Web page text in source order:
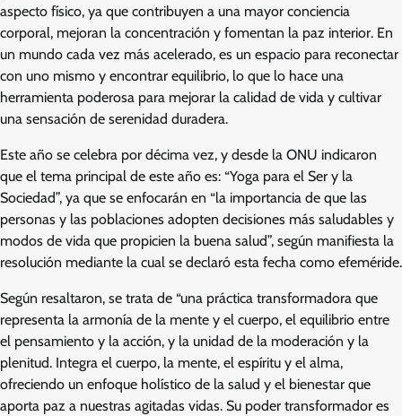
aspecto físico, ya que contribuyen a una mayor conciencia
corporal, mejoran la concentración y fomentan la paz interior. En
un mundo cada vez más acelerado, es un espacio para reconectar
con uno mismo y encontrar equilibrio, lo que lo hace una
herramienta poderosa para mejorar la calidad de vida y cultivar
una sensación de serenidad duradera.
Este año se celebra por décima vez, y desde la ONU indicaron
que el tema principal de este año es: “Yoga para el Ser y la
Sociedad”, ya que se enfocarán en “la importancia de que las
personas y las poblaciones adopten decisiones más saludables y
modos de vida que propicien la buena salud”, según manifiesta la
resolución mediante la cual se declaró esta fecha como efeméride.
Según resaltaron, se trata de “una práctica transformadora que
representa la armonía de la mente y el cuerpo, el equilibrio entre
el pensamiento y la acción, y la unidad de la moderación y la
plenitud. Integra el cuerpo, la mente, el espíritu y el alma,
ofreciendo un enfoque holístico de la salud y el bienestar que
aporta paz a nuestras agitadas vidas. Su poder transformador es